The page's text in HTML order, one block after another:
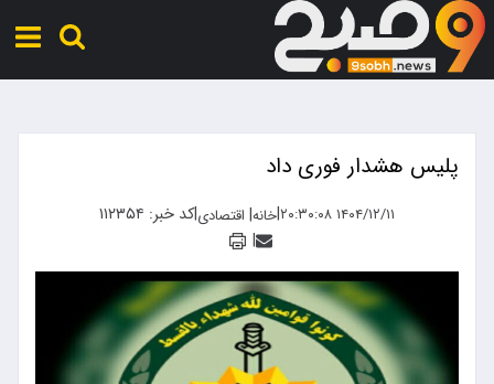
پلیس هشدار فوری داد
۱۴۰۴/۱۲/۱۱ ۲۰:۳۰:۰۸ |خانه| اقتصادی|کد خبر: ۱۱۲۳۵۴
|